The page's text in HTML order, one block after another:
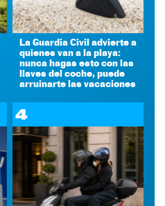
La Guardia Civil advierte a
quienes van a la playa:
nunca hagas esto con las
llaves del coche, puede
arruinarte las vacaciones
4